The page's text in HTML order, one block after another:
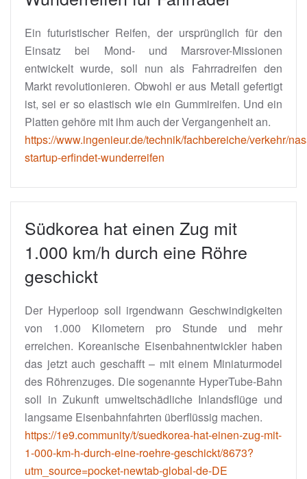
Ein futuristischer Reifen, der ursprünglich für den
Einsatz bei Mond- und Marsrover-Missionen
entwickelt wurde, soll nun als Fahrradreifen den
Markt revolutionieren. Obwohl er aus Metall gefertigt
ist, sei er so elastisch wie ein Gummireifen. Und ein
Platten gehöre mit ihm auch der Vergangenheit an.
https://www.ingenieur.de/technik/fachbereiche/verkehr/
startup-erfindet-wunderreifen
Südkorea hat einen Zug mit
1.000 km/h durch eine Röhre
geschickt
Der Hyperloop soll irgendwann Geschwindigkeiten
von 1.000 Kilometern pro Stunde und mehr
erreichen. Koreanische Eisenbahnentwickler haben
das jetzt auch geschafft – mit einem Miniaturmodel
des Röhrenzuges. Die sogenannte HyperTube-Bahn
soll in Zukunft umweltschädliche Inlandsflüge und
langsame Eisenbahnfahrten überflüssig machen.
https://1e9.community/t/suedkorea-hat-einen-zug-mit-
1-000-km-h-durch-eine-roehre-geschickt/8673?
utm_source=pocket-newtab-global-de-DE